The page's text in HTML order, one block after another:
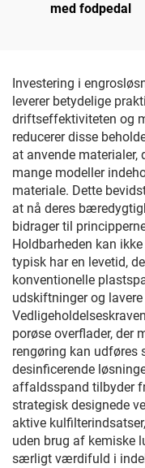
med fodpedal
Investering i
leverer betydelige
driftseffektiviteten og
reducerer disse
at anvende materialer,
mange modeller
materiale. Dette
at nå deres
bidrager til
Holdbarheden kan
typisk har en levetid,
konventionelle
udskiftninger og
porøse overflader, der
rengøring kan udføres
desinficerende
affaldsspand tilbyder
strategisk designede
aktive
uden brug af kemiske
særligt værdifuld i